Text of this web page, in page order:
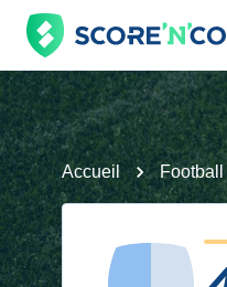
Accueil Football